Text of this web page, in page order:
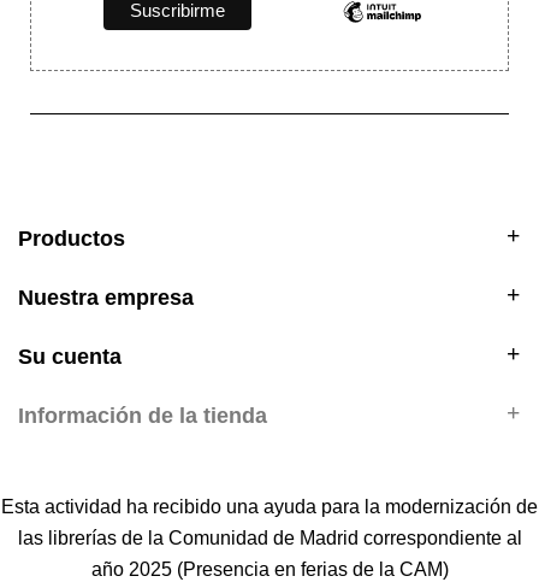
Productos
Nuestra empresa
Su cuenta
Información de la tienda
Esta actividad ha recibido una ayuda para la modernización de
las librerías de la Comunidad de Madrid correspondiente al
año 2025 (Presencia en ferias de la CAM)